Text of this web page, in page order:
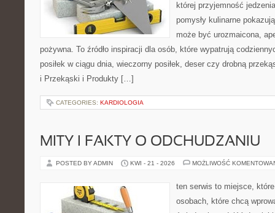
której przyjemność
pomysły kulinarne
może być urozmaicona,
pożywna. To źródło inspiracji dla osób, które wypatrują
posiłek w ciągu dnia, wieczorny posiłek, deser czy drobną
i Przekąski i Produkty […]
CATEGORIES: KARDIOLOGIA
MITY I FAKTY O ODCHUDZANIU
POSTED BY ADMIN KWI - 21 - 2026 MOŻLIWOŚĆ
ten serwis to miejsce,
osobach, które chcą